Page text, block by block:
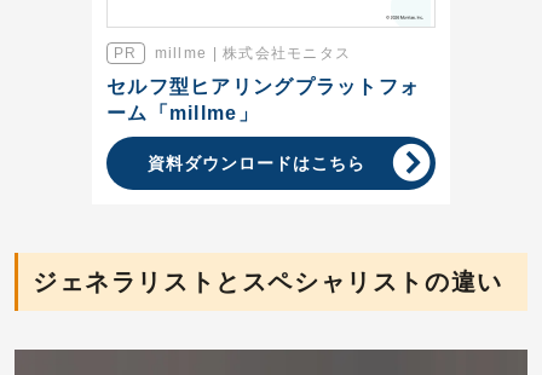
millme | 株式会社モニタス
セルフ型ヒアリングプラットフォ
ーム「millme」
資料ダウンロードはこちら
ジェネラリストとスペシャリストの違い